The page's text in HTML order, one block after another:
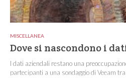
MISCELLANEA
Dove si nascondono i
I dati aziendali restano una
partecipanti a una sondaggio di Veeam